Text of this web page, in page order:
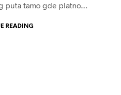
puta tamo gde platno…
READING